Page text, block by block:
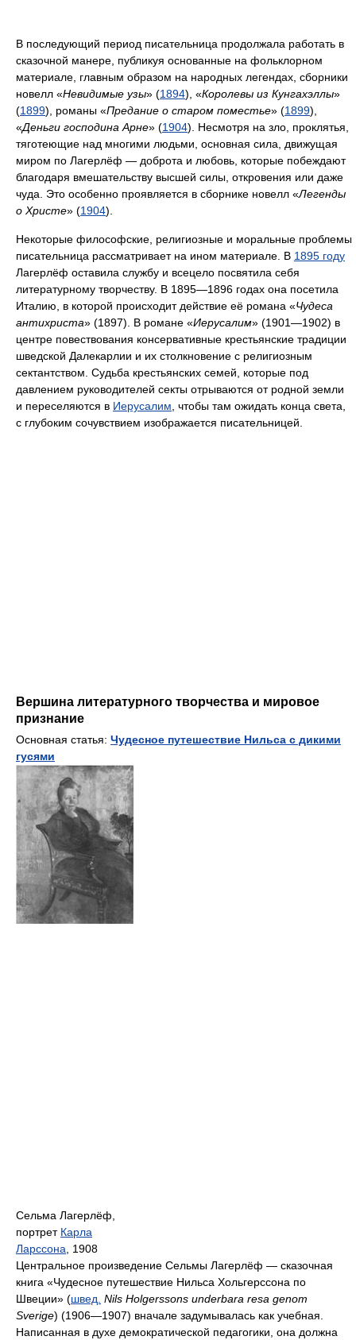
В последующий период писательница продолжала работать в
сказочной манере, публикуя основанные на фольклорном
материале, главным образом на народных легендах, сборники
новелл «Невидимые узы» (1894), «Королевы из Кунгахэллы»
(1899), романы «Предание о старом поместье» (1899),
«Деньги господина Арне» (1904). Несмотря на зло, проклятья,
тяготеющие над многими людьми, основная сила, движущая
миром по Лагерлёф — доброта и любовь, которые побеждают
благодаря вмешательству высшей силы, откровения или даже
чуда. Это особенно проявляется в сборнике новелл «Легенды
о Христе» (1904).
Некоторые философские, религиозные и моральные проблемы
писательница рассматривает на ином материале. В 1895 году
Лагерлёф оставила службу и всецело посвятила себя
литературному творчеству. В 1895—1896 годах она посетила
Италию, в которой происходит действие её романа «Чудеса
антихриста» (1897). В романе «Иерусалим» (1901—1902) в
центре повествования консервативные крестьянские традиции
шведской Далекарлии и их столкновение с религиозным
сектантством. Судьба крестьянских семей, которые под
давлением руководителей секты отрываются от родной земли
и переселяются в Иерусалим , чтобы там ожидать конца света,
с глубоким сочувствием изображается писательницей.
Вершина литературного творчества и мировое
признание
Основная статья: Чудесное путешествие Нильса с дикими
гусями
Сельма Лагерлёф,
портрет Карла
Ларссона, 1908
Центральное произведение Сельмы Лагерлёф — сказочная
книга «Чудесное путешествие Нильса Хольгерссона по
Швеции» (швед. Nils Holgerssons underbara resa genom
Sverige) (1906—1907) вначале задумывалась как учебная.
Написанная в духе демократической педагогики, она должна